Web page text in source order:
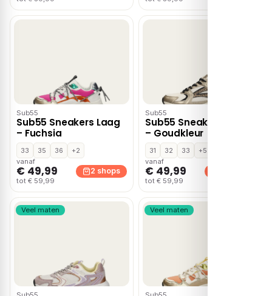
Sub55
Sub55 Sneakers Laag
– Fuchsia
33 35 36
+2
vanaf
€ 49,99
tot € 59,99
2 shops
Sub55
Sub55 Sneakers Laag
– Goudkleur
31 32 33
+5
vanaf
€ 49,99
tot € 59,99
Veel maten Veel maten